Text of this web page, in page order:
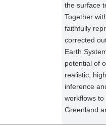
the surface
Together
faithfully
corrected
Earth
potential of
realistic,
inference
workflows
Greenland